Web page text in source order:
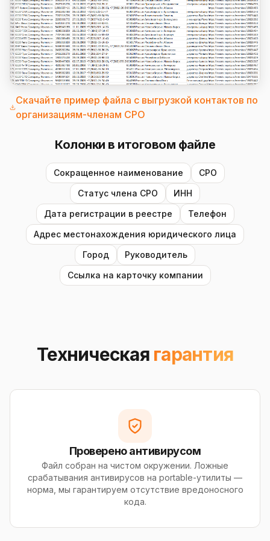
Скачайте пример файла с выгрузкой контактов по
организациям-членам СРО
Колонки в итоговом файле
Сокращенное наименование
СРО
Статус члена СРО
ИНН
Дата регистрации в реестре
Телефон
Адрес местонахождения юридического лица
Город
Руководитель
Ссылка на карточку компании
Техническая гарантия
Проверено антивирусом
Файл собран на чистом окружении. Ложные
срабатывания антивирусов на portable-утилиты —
норма, мы гарантируем отсутствие вредоносного
кода.